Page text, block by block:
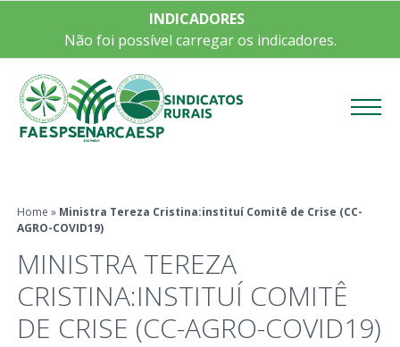
INDICADORES
Não foi possível carregar os indicadores.
Home » Ministra Tereza Cristina:instituí Comitê de Crise (CC-
AGRO-COVID19)
MINISTRA TEREZA
CRISTINA:INSTITUÍ COMITÊ
DE CRISE (CC-AGRO-COVID19)